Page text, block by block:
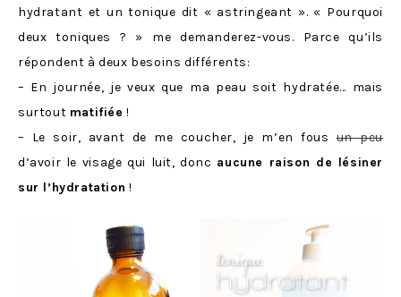
hydratant et un tonique dit « astringeant ». « Pourquoi
deux toniques ? » me demanderez-vous. Parce qu’ils
répondent à deux besoins différents:
– En journée, je veux que ma peau soit hydratée… mais
surtout matifiée !
– Le soir, avant de me coucher, je m’en fousun peu
d’avoir le visage qui luit, donc aucune raison de lésiner
sur l’hydratation !